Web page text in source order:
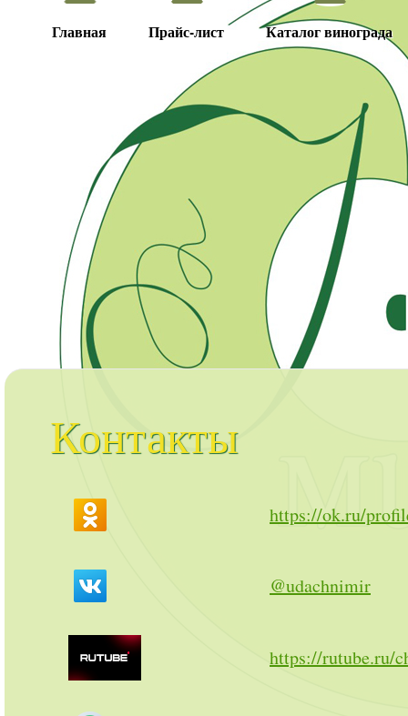
Главная Прайс-лист Каталог винограда
Контакты
https://ok.ru/
@udachnimir
https://rutube.ru/